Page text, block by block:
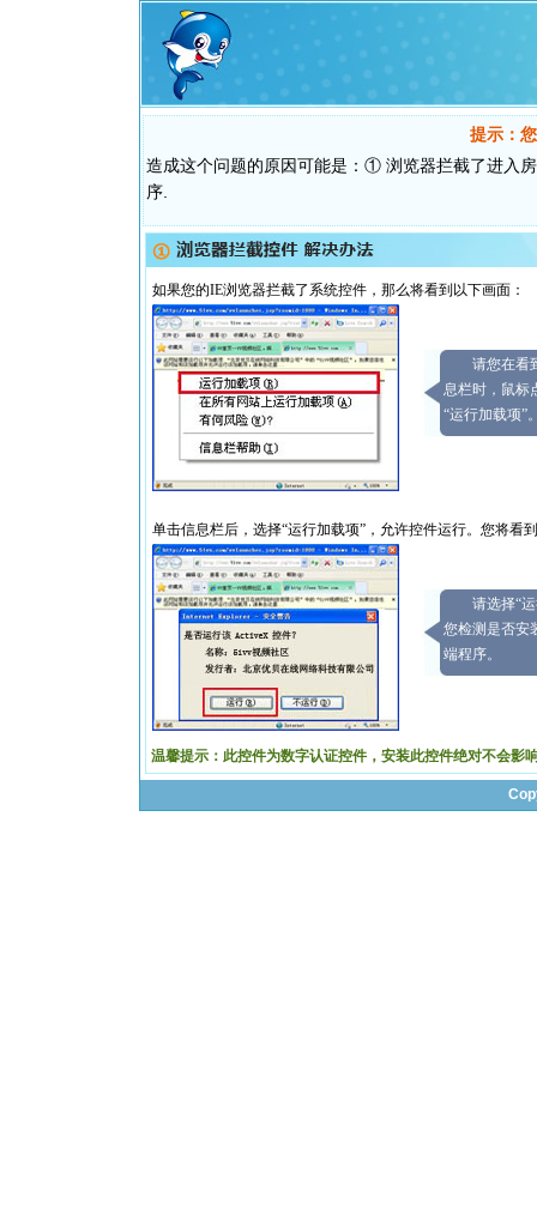
提示：
造成这个问题的原因可能是：① 浏览器拦截了进入
序.
如果您的IE浏览器拦截了系统控件，那么将看到以下画面：
请您在看
息栏时，鼠标
“运行加载项”
单击信息栏后，选择“运行加载项”，允许控件运行。您将看
请选择“
您检测是否安
端程序。
温馨提示：此控件为数字认证控件，安装此控件绝对不会影